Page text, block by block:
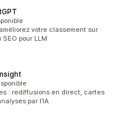
votre classement sur
pour LLM
: rediffusions en direct, cartes
par l’IA